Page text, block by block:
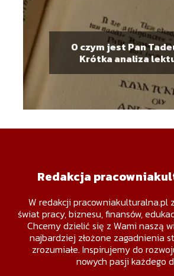
O czym jest Pan
Krótka analiza
Redakcja
W redakcji pracowniakulturalna.pl
świat pracy, biznesu, finansów,
Chcemy dzielić się z Wami naszą
najbardziej złożone zagadnienia
zrozumiałe. Inspirujemy do
nowych pasji każdego